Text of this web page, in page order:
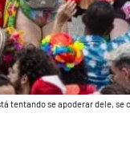
tentando se apoderar dele, se